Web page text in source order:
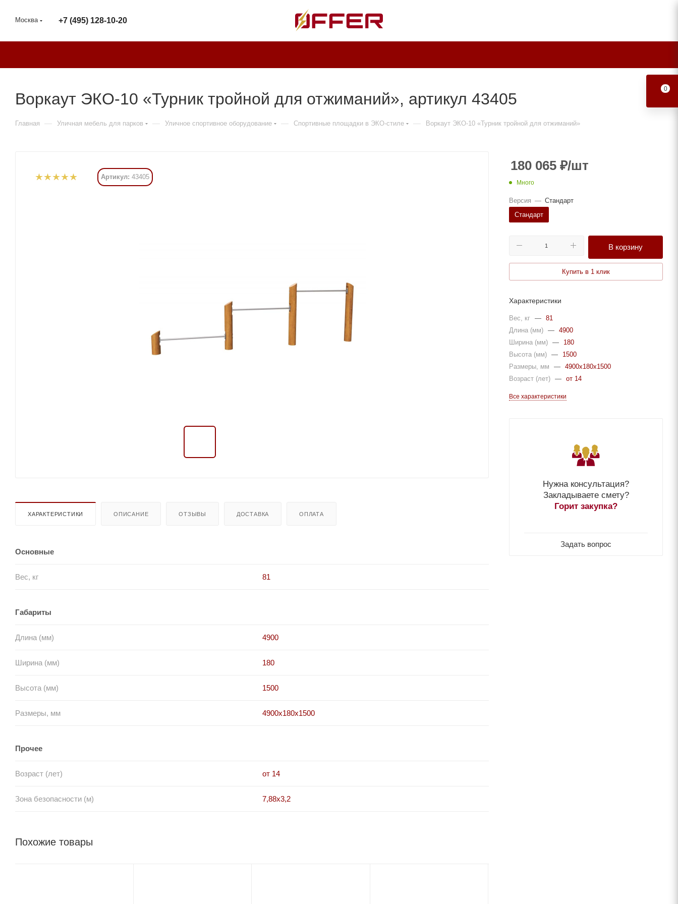
Москва +7 (495) 128-10-20
Воркаут ЭКО-10 «Турник тройной для отжиманий», артикул 43405
Главная — Уличная мебель для парков — Уличное спортивное оборудование — Спортивные площадки в ЭКО-стиле — Воркаут ЭКО-10 «Турник тройной для отжиманий»
Артикул: 43405
ХАРАКТЕРИСТИКИ ОПИСАНИЕ ОТЗЫВЫ ДОСТАВКА ОПЛАТА
Основные
Вес, кг 81
Габариты
Длина (мм) 4900
Ширина (мм) 180
Высота (мм) 1500
Размеры, мм 4900x180x1500
Прочее
Возраст (лет) от 14
Зона безопасности (м) 7,88x3,2
Похожие товары
180 065 ₽/шт
Много
Версия — Стандарт
Стандарт
В корзину
Купить в 1 клик
Характеристики
Вес, кг — 81
Длина (мм) — 4900
Ширина (мм) —
180
Высота (мм) —
1500
Размеры, мм
— 4900x180x1500
Возраст (лет) — от 14
Все характеристики
Нужна консультация?
Закладываете смету?
Горит закупка?
Задать вопрос
0